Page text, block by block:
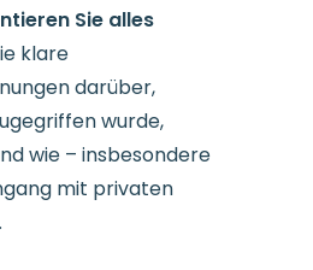
Sie alles
klare
darüber,
wurde,
wie – insbesondere
mit privaten